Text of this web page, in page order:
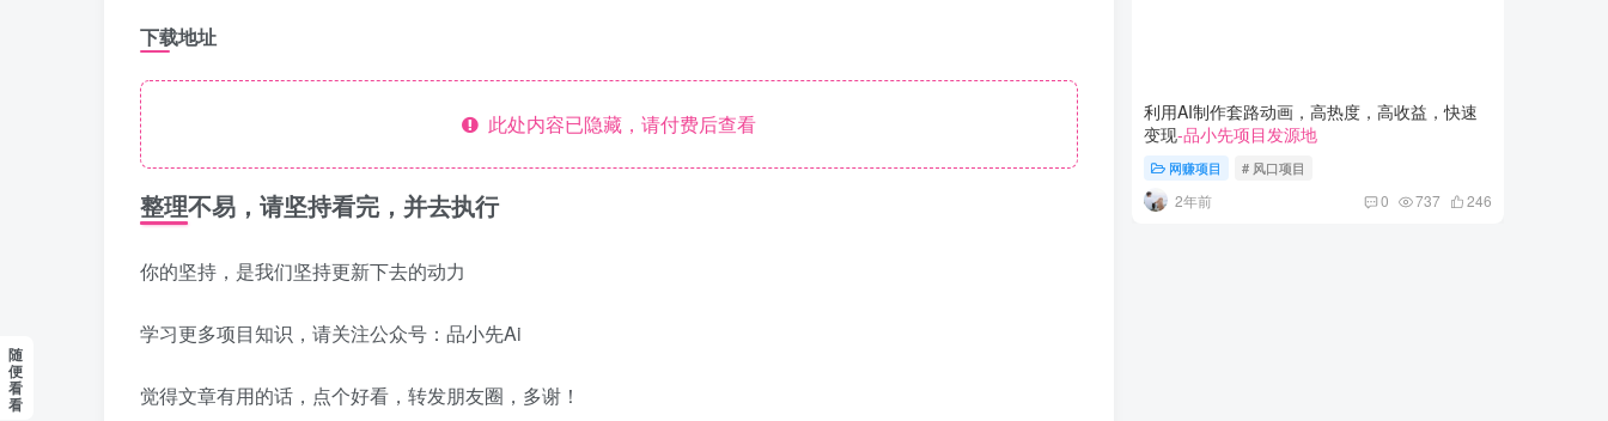
下载地址
此处内容已隐藏，请付费后查看
整理不易，请坚持看完，并去执行
你的坚持，是我们坚持更新下去的动力
学习更多项目知识，请关注公众号：品小先Ai
觉得文章有用的话，点个好看，转发朋友圈，多谢！
利用AI制作套路动画，高热度，高收益，快速
变现-品小先项目发源地
网赚项目 # 风口项目
2年前 0 737 246
随
便
看
看